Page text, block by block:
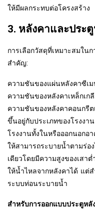
ให้มีผลกระทบต่อโครงสร้าง
3. หลังคาและประ
การเลือกวัสดุที่เหมาะสมใน
สำคัญ:
ความชันของแผ่นหลังคาซีเม
ความชันของหลังคาเหล็กเก
ความชันของหลังคาคอนกรีต
ขึ้นอยู่กับประเภทของโรง
โรงงานทั้งในหรือออกนอก
ให้สามารถระบายน้ำตามร่
เดียวโดยมีความสูงของเส
ให้น้ำไหลจากหลังคาได้ แต่
ระบบท่อนระบายน้ำ
สำหรับการออกแบบประตูหลั